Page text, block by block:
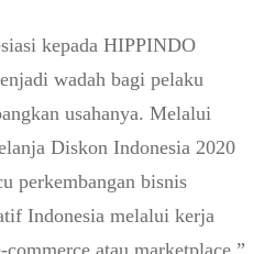
kepada HIPPINDO
wadah bagi pelaku
usahanya. Melalui
Diskon Indonesia 2020
perkembangan bisnis
Indonesia melalui kerja
atau marketplace,”